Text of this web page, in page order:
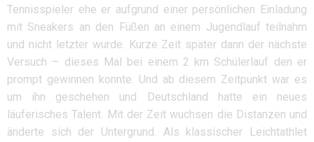
Tennisspieler ehe er aufgrund einer persönlichen Einladung
mit Sneakers an den Füßen an einem Jugendlauf teilnahm
und nicht letzter wurde. Kurze Zeit später dann der nächste
Versuch – dieses Mal bei einem 2 km Schülerlauf den er
prompt gewinnen konnte. Und ab diesem Zeitpunkt war es
um ihn geschehen und Deutschland hatte ein neues
läuferisches Talent. Mit der Zeit wuchsen die Distanzen und
änderte sich der Untergrund. Als klassischer Leichtathlet